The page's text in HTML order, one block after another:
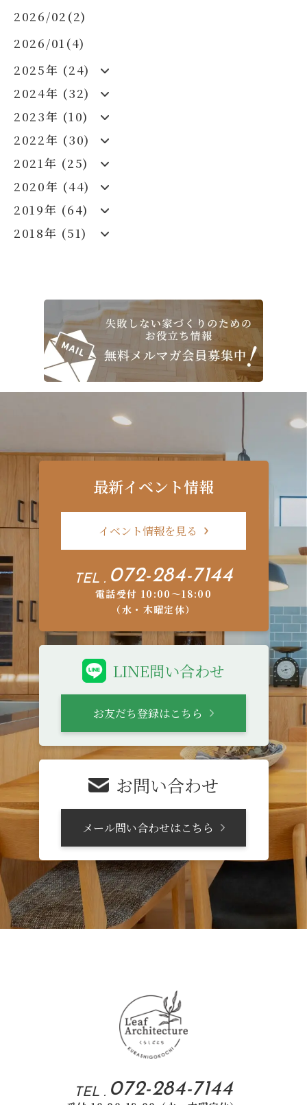
2026/02(2)
2026/01(4)
2025年 (24)
2024年 (32)
2023年 (10)
2022年 (30)
2021年 (25)
2020年 (44)
2019年 (64)
2018年 (51)
最新イベント情報
イベント情報を見る
TEL . 072-284-7144
電話受付 10:00〜18:00
（水・木曜定休）
LINE問い合わせ
お友だち登録はこちら
お問い合わせ
メール問い合わせはこちら
TEL . 072-284-7144